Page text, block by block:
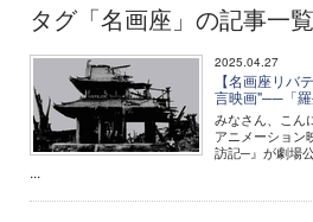
タグ「名画座」の記事一覧
2025.04.27
【名画座リバ
言映画"──「羅
みなさん、こん
アニメーション
訪記─』が劇場
...